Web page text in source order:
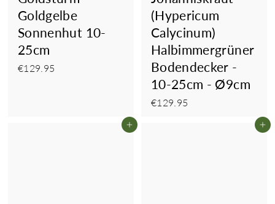
Goldgelbe
Sonnenhut 10-
25cm
€129.95
(Hypericum
Calycinum)
Halbimmergrüner
Bodendecker -
10-25cm - Ø9cm
€129.95
In den Einkaufswagen legen In